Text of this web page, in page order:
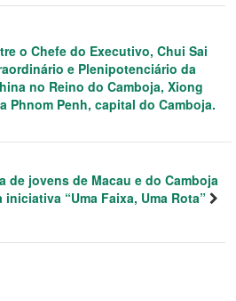
o Chefe do Executivo, Chui Sai
e Plenipotenciário da
no Reino do Camboja, Xiong
Phnom Penh, capital do Camboja.
de jovens de Macau e do Camboja
“Uma Faixa, Uma Rota”